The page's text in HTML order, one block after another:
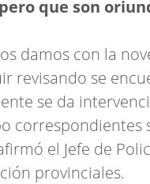
que son
damos con la
revisando se
se da
correspondientes
el Jefe de
provinciales.